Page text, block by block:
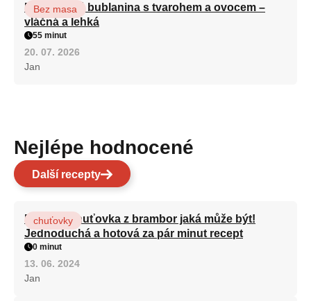
Nadýchaná bublanina s tvarohem a ovocem –
vláčná a lehká
Bez masa
55 minut
20. 07. 2026
Jan
Nejlépe hodnocené
Další recepty
Nejlepší chuťovka z brambor jaká může být!
Jednoduchá a hotová za pár minut recept
chuťovky
0 minut
13. 06. 2024
Jan